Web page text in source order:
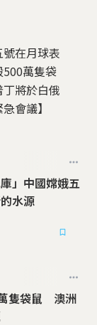
號在月球表
萬隻袋
將於白俄
會議】
」中國嫦娥五
水源
隻袋鼠 澳洲